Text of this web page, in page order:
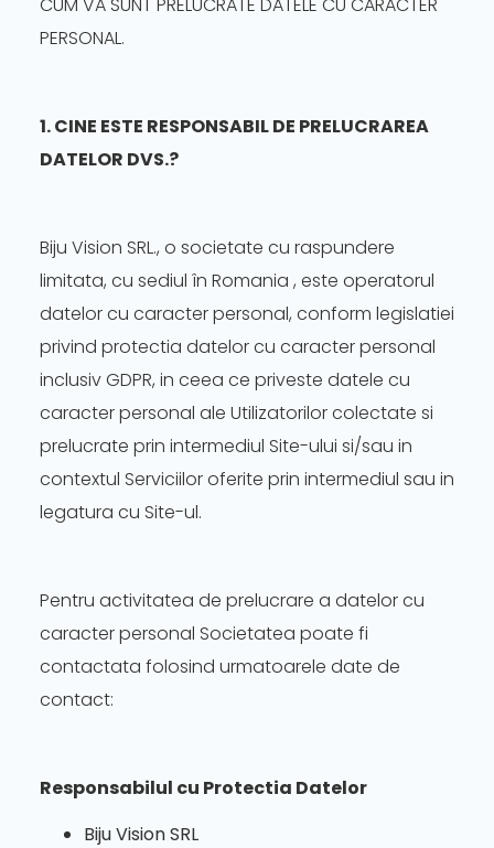
PERSONAL.
1. CINE ESTE RESPONSABIL DE PRELUCRAREA
DATELOR DVS.?
Biju Vision SRL., o societate cu raspundere
limitata, cu sediul în Romania , este operatorul
datelor cu caracter personal, conform legislatiei
privind protectia datelor cu caracter personal
inclusiv GDPR, in ceea ce priveste datele cu
caracter personal ale Utilizatorilor colectate si
prelucrate prin intermediul Site-ului si/sau in
contextul Serviciilor oferite prin intermediul sau in
legatura cu Site-ul.
Pentru activitatea de prelucrare a datelor cu
caracter personal Societatea poate fi
contactata folosind urmatoarele date de
contact:
Responsabilul cu Protectia Datelor
Biju Vision SRL